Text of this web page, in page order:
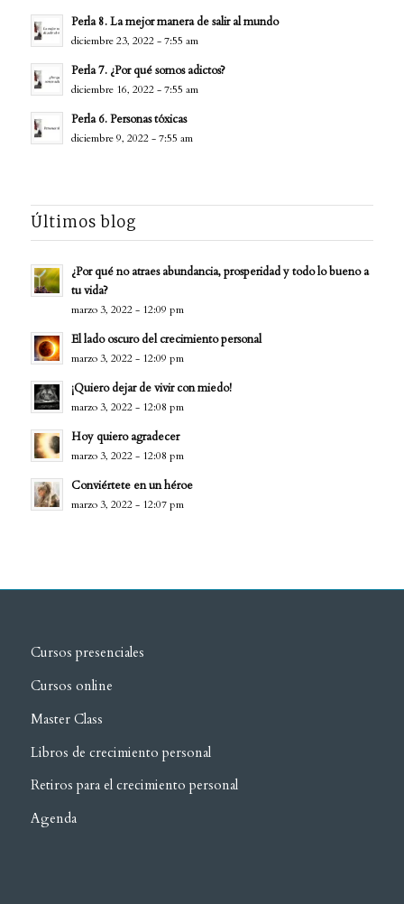
Perla 8. La mejor manera de salir al mundo
diciembre 23, 2022 - 7:55 am
Perla 7. ¿Por qué somos adictos?
diciembre 16, 2022 - 7:55 am
Perla 6. Personas tóxicas
diciembre 9, 2022 - 7:55 am
Últimos blog
¿Por qué no atraes abundancia, prosperidad y todo lo bueno a
tu vida?
marzo 3, 2022 - 12:09 pm
El lado oscuro del crecimiento personal
marzo 3, 2022 - 12:09 pm
¡Quiero dejar de vivir con miedo!
marzo 3, 2022 - 12:08 pm
Hoy quiero agradecer
marzo 3, 2022 - 12:08 pm
Conviértete en un héroe
marzo 3, 2022 - 12:07 pm
Cursos presenciales
Cursos online
Master Class
Libros de crecimiento personal
Retiros para el crecimiento personal
Agenda